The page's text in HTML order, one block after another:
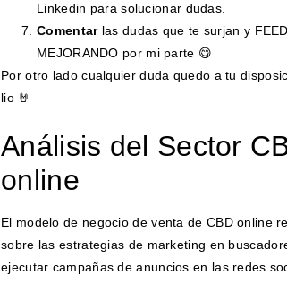
Linkedin para solucionar dudas.
Comentar las dudas que te surjan y
MEJORANDO por mi parte 😋
Por otro lado cualquier duda quedo a tu
lio 🤘
Análisis del Sector
online
El modelo de negocio de venta de CBD online
sobre las estrategias de marketing en
ejecutar campañas de anuncios en las redes